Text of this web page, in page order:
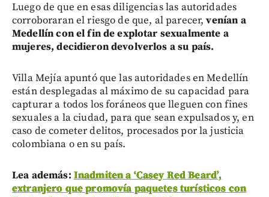
Luego de que en esas diligencias las autoridades
corroboraran el riesgo de que, al parecer, venían a
Medellín con el fin de explotar sexualmente a
mujeres, decidieron devolverlos a su país.
Villa Mejía apuntó que las autoridades en Medellín
están desplegadas al máximo de su capacidad para
capturar a todos los foráneos que lleguen con fines
sexuales a la ciudad, para que sean expulsados y, en
caso de cometer delitos, procesados por la justicia
colombiana o en su país.
Lea además: Inadmiten a ‘Casey Red Beard’,
extranjero que promovía paquetes turísticos con